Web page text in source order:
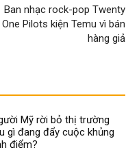
Ban nhạc rock-pop Twenty
One Pilots kiện Temu vì bán
hàng giả
Mỹ rời bỏ thị trường
gì đang đẩy cuộc khủng
điểm?